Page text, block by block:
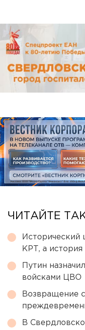
ЧИТАЙТЕ
Исторический
КРТ, а
Путин
войсками ЦВО
Возвращение
В